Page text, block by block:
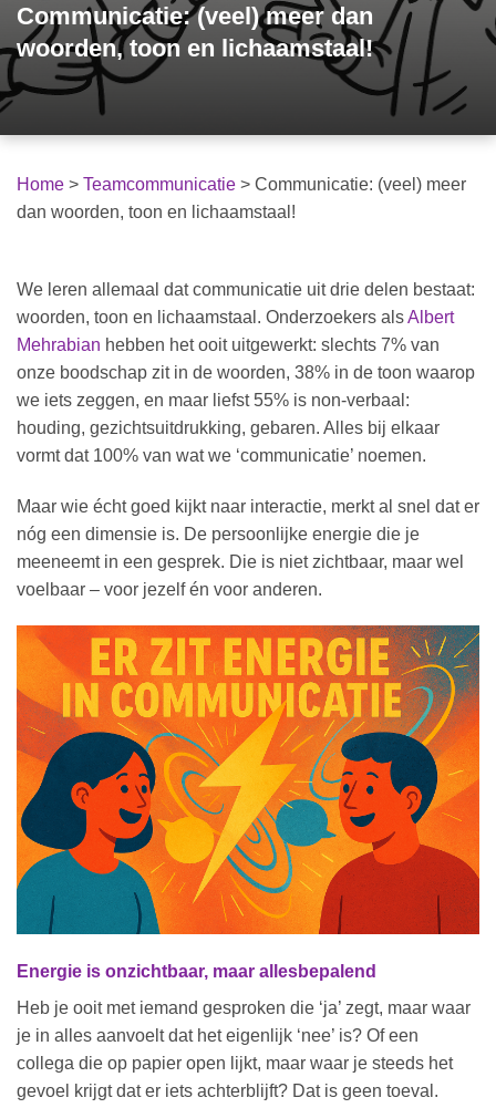
Communicatie: (veel) meer dan
woorden, toon en lichaamstaal!
Home > Teamcommunicatie > Communicatie: (veel) meer
dan woorden, toon en lichaamstaal!
We leren allemaal dat communicatie uit drie delen bestaat:
woorden, toon en lichaamstaal. Onderzoekers alsAlbert
Mehrabian hebben het ooit uitgewerkt: slechts 7% van
onze boodschap zit in de woorden, 38% in de toon waarop
we iets zeggen, en maar liefst 55% is non-verbaal:
houding, gezichtsuitdrukking, gebaren. Alles bij elkaar
vormt dat 100% van wat we ‘communicatie’ noemen.
Maar wie écht goed kijkt naar interactie, merkt al snel dat er
nóg een dimensie is. De persoonlijke energie die je
meeneemt in een gesprek. Die is niet zichtbaar, maar wel
voelbaar – voor jezelf én voor anderen.
Energie is onzichtbaar, maar allesbepalend
Heb je ooit met iemand gesproken die ‘ja’ zegt, maar waar
je in alles aanvoelt dat het eigenlijk ‘nee’ is? Of een
collega die op papier open lijkt, maar waar je steeds het
gevoel krijgt dat er iets achterblijft? Dat is geen toeval.